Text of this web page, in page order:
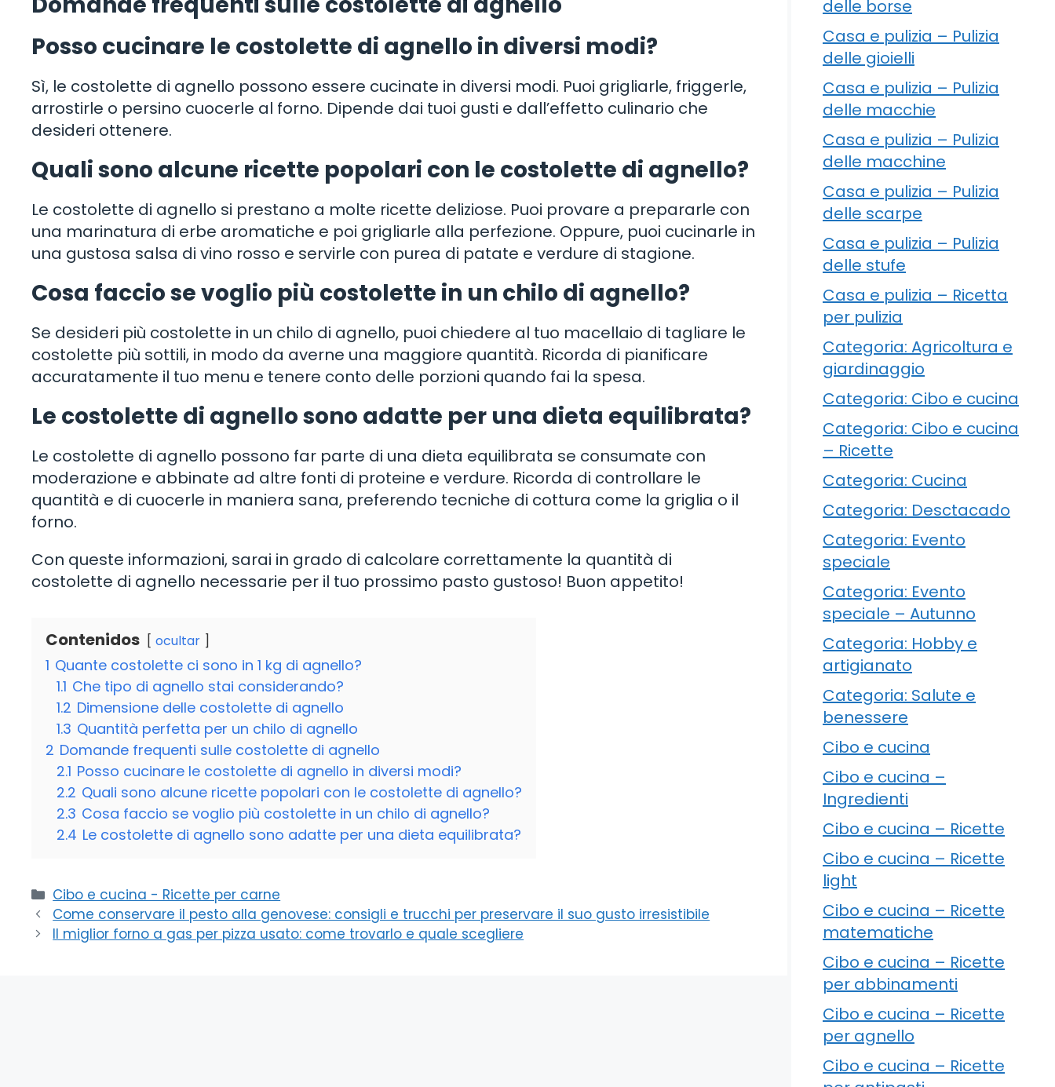
Posso cucinare le costolette di agnello in diversi modi?
Sì, le costolette di agnello possono essere cucinate in diversi modi. Puoi grigliarle, friggerle,
arrostirle o persino cuocerle al forno. Dipende dai tuoi gusti e dall’effetto culinario che
desideri ottenere.
Quali sono alcune ricette popolari con le costolette di agnello?
Le costolette di agnello si prestano a molte ricette deliziose. Puoi provare a prepararle con
una marinatura di erbe aromatiche e poi grigliarle alla perfezione. Oppure, puoi cucinarle in
una gustosa salsa di vino rosso e servirle con purea di patate e verdure di stagione.
Cosa faccio se voglio più costolette in un chilo di agnello?
Se desideri più costolette in un chilo di agnello, puoi chiedere al tuo macellaio di tagliare le
costolette più sottili, in modo da averne una maggiore quantità. Ricorda di pianificare
accuratamente il tuo menu e tenere conto delle porzioni quando fai la spesa.
Le costolette di agnello sono adatte per una dieta equilibrata?
Le costolette di agnello possono far parte di una dieta equilibrata se consumate con
moderazione e abbinate ad altre fonti di proteine e verdure. Ricorda di controllare le
quantità e di cuocerle in maniera sana, preferendo tecniche di cottura come la griglia o il
forno.
Con queste informazioni, sarai in grado di calcolare correttamente la quantità di
costolette di agnello necessarie per il tuo prossimo pasto gustoso! Buon appetito!
Contenidos ocultar
1 Quante costolette ci sono in 1 kg di agnello?
1.1 Che tipo di agnello stai considerando?
1.2 Dimensione delle costolette di agnello
1.3 Quantità perfetta per un chilo di agnello
2 Domande frequenti sulle costolette di agnello
2.1 Posso cucinare le costolette di agnello in diversi modi?
2.2 Quali sono alcune ricette popolari con le costolette di agnello?
2.3 Cosa faccio se voglio più costolette in un chilo di agnello?
2.4 Le costolette di agnello sono adatte per una dieta equilibrata?
Categorie
Cibo e cucina - Ricette per carne
Come conservare il pesto alla genovese: consigli e trucchi per preservare il suo gusto irresistibile
Il miglior forno a gas per pizza usato: come trovarlo e quale scegliere
delle borse
Casa e pulizia – Pulizia
delle gioielli
Casa e pulizia – Pulizia
delle macchie
Casa e pulizia – Pulizia
delle macchine
Casa e pulizia – Pulizia
delle scarpe
Casa e pulizia – Pulizia
delle stufe
Casa e pulizia – Ricetta
per pulizia
Categoria: Agricoltura e
giardinaggio
Categoria: Cibo e cucina
Categoria: Cibo e cucina
– Ricette
Categoria: Cucina
Categoria: Desctacado
Categoria: Evento
speciale
Categoria: Evento
speciale – Autunno
Categoria: Hobby e
artigianato
Categoria: Salute e
benessere
Cibo e cucina
Cibo e cucina –
Ingredienti
Cibo e cucina – Ricette
Cibo e cucina – Ricette
light
Cibo e cucina – Ricette
matematiche
Cibo e cucina – Ricette
per abbinamenti
Cibo e cucina – Ricette
per agnello
Cibo e cucina – Ricette